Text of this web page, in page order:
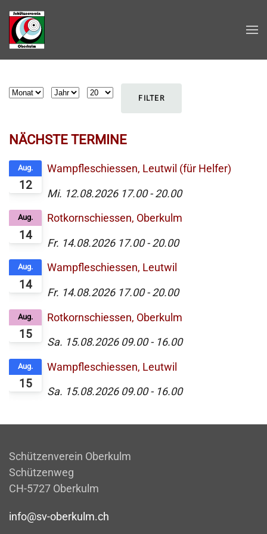
Zum Hauptinhalt springen
Filter
Monat Jahr Anzeige #
FILTER
NÄCHSTE TERMINE
12
Aug.
Wampfleschiessen, Leutwil (für Helfer)
Mi. 12.08.2026 17.00 - 20.00
14
Aug.
Rotkornschiessen, Oberkulm
Fr. 14.08.2026 17.00 - 20.00
14
Aug.
Wampfleschiessen, Leutwil
Fr. 14.08.2026 17.00 - 20.00
15
Aug.
Rotkornschiessen, Oberkulm
Sa. 15.08.2026 09.00 - 16.00
15
Aug.
Wampfleschiessen, Leutwil
Sa. 15.08.2026 09.00 - 16.00
Schützenverein Oberkulm
Schützenweg
CH-5727 Oberkulm
info@sv-oberkulm.ch